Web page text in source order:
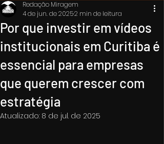
Por que investir em vídeos
institucionais em Curitiba é
essencial para empresas
que querem crescer com
estratégia
Redação Miragem
4 de jun. de 20252 min de leitura
Atualizado: 8 de jul. de 2025